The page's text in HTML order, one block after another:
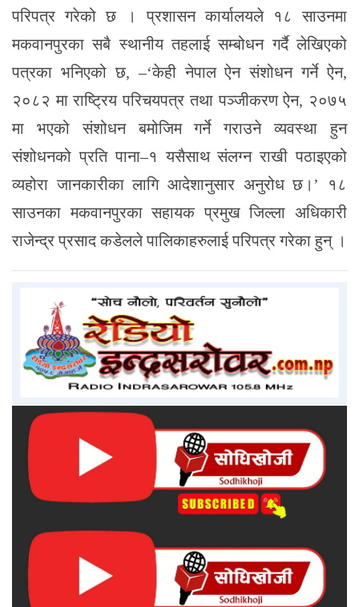
परिपत्र गरेको छ । प्रशासन कार्यालयले १८ साउनमा
मकवानपुरका सबै स्थानीय तहलाई सम्बोधन गर्दै लेखिएको
पत्रका भनिएको छ, –‘केही नेपाल ऐन संशोधन गर्ने ऐन,
२०८२ मा राष्ट्रिय परिचयपत्र तथा पञ्जीकरण ऐन, २०७५
मा भएको संशोधन बमोजिम गर्ने गराउने व्यवस्था हुन
संशोधनको प्रति पाना–१ यसैसाथ संलग्न राखी पठाइएको
व्यहोरा जानकारीका लागि आदेशानुसार अनुरोध छ।’ १८
साउनका मकवानपुरका सहायक प्रमुख जिल्ला अधिकारी
राजेन्द्र प्रसाद कडेलले पालिकाहरुलाई परिपत्र गरेका हुन् ।